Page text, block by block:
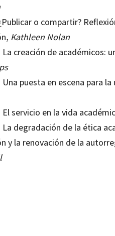
o compartir?
Kathleen Nolan
La creación de académicos:
Una puesta en escena para
servicio en la vida
La degradación de la ética
y la renovación de la